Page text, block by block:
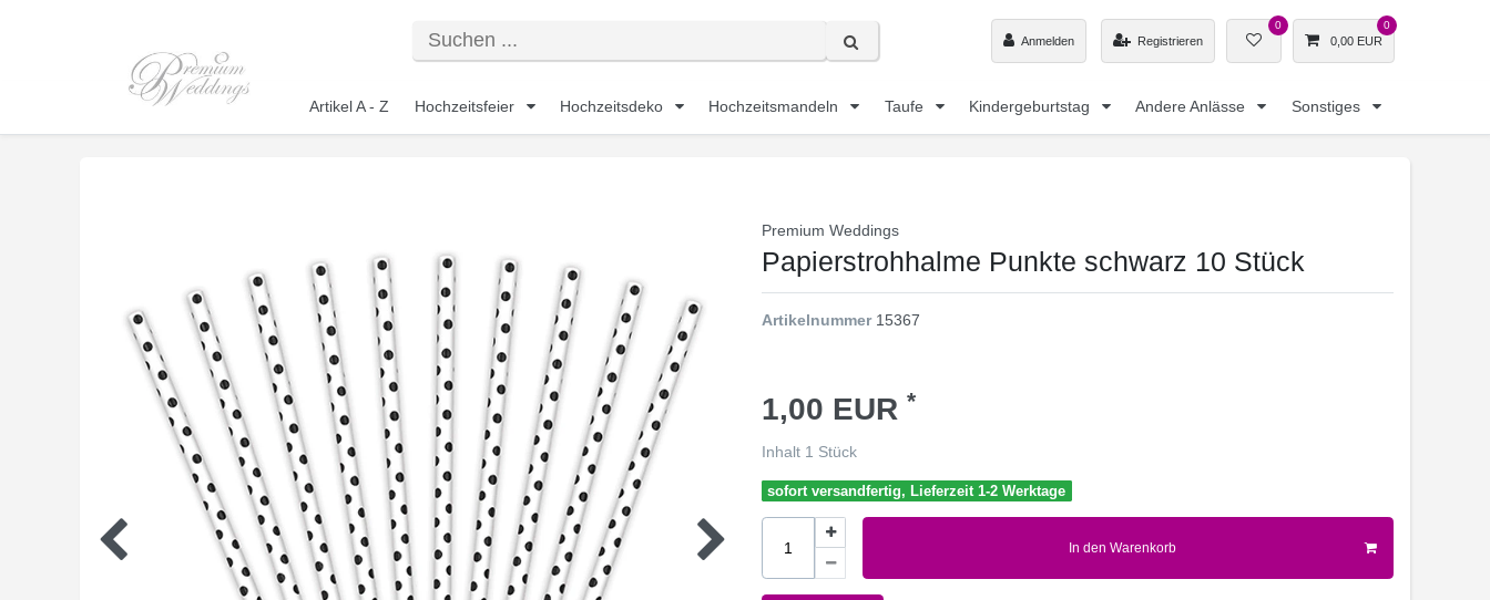
Anmelden Registrieren
0 0
0,00 EUR
Artikel A - Z Hochzeitsfeier Hochzeitsdeko Hochzeitsmandeln Taufe Kindergeburtstag Andere Anlässe Sonstiges
Premium Weddings
Papierstrohhalme Punkte schwarz 10 Stück
Artikelnummer 15367
1,00 EUR *
Inhalt 1 Stück
sofort versandfertig, Lieferzeit 1-2 Werktage
In den Warenkorb